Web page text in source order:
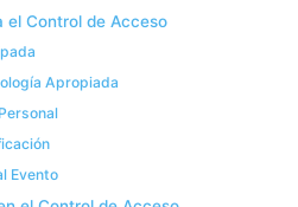
el Control de Acceso
Apropiada
Evento